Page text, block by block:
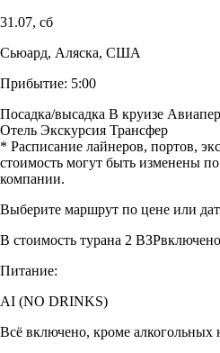
31.07, сб
Сьюард, Аляска, США
Прибытие: 5:00
Посадка/высадка В круизе
Отель Экскурсия Трансфер
* Расписание лайнеров, портов,
стоимость могут быть изменены
компании.
Выберите маршрут по цене или
В стоимость турана 2 ВЗРвключено
Питание:
AI (NO DRINKS)
Всё включено, кроме алкогольных